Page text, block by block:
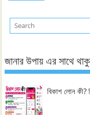
জানার উপায় এর সাথে
বিকাশ লোন কী?